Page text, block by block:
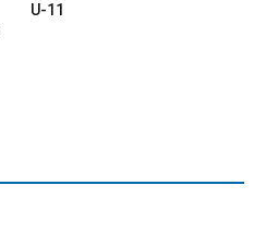
U-11